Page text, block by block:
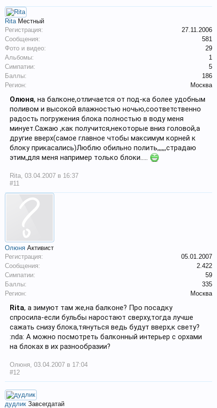
Rita Местный
Регистрация:
27.11.2006
Сообщения:
581
Фото и видео:
29
Альбомы:
1
Симпатии:
5
Баллы:
186
Регион:
Москва
Олюня, на балконе,отличается от под-ка более удобным
поливом и высокой влажностью ночью,соответственно
радость погружения блока полностью в воду меня
минует.Сажаю ,как получится,некоторые вниз головой,а
другие вверх(самое главное чтобы максимум корней к
блоку прикасались)Люблю обильно полить,,,,,,страдаю
этим,для меня например только блоки.....
Rita, 03.04.2007 в 16:37
#11
Олюня Активист
Регистрация:
05.01.2007
Сообщения:
2.422
Симпатии:
59
Баллы:
335
Регион:
Москва
Rita, а зимуют там же,на балконе? Про посадку
спросила-если бульбы наростают сверху,тогда лучше
сажать снизу блока,тянуться ведь будут вверх,к свету?
:nda: А можно посмотреть балконный интерьер с орхами
на блоках в их разнообразии?
Олюня, 03.04.2007 в 17:04
#12
дудлик Завсегдатай